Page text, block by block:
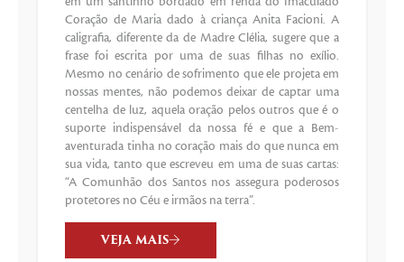
Coração de Maria dado à criança Anita Facioni. A
caligrafia, diferente da de Madre Clélia, sugere que a
frase foi escrita por uma de suas filhas no exílio.
Mesmo no cenário de sofrimento que ele projeta em
nossas mentes, não podemos deixar de captar uma
centelha de luz, aquela oração pelos outros que é o
suporte indispensável da nossa fé e que a Bem-
aventurada tinha no coração mais do que nunca em
sua vida, tanto que escreveu em uma de suas cartas:
“A Comunhão dos Santos nos assegura poderosos
protetores no Céu e irmãos na terra”.
VEJA MAIS